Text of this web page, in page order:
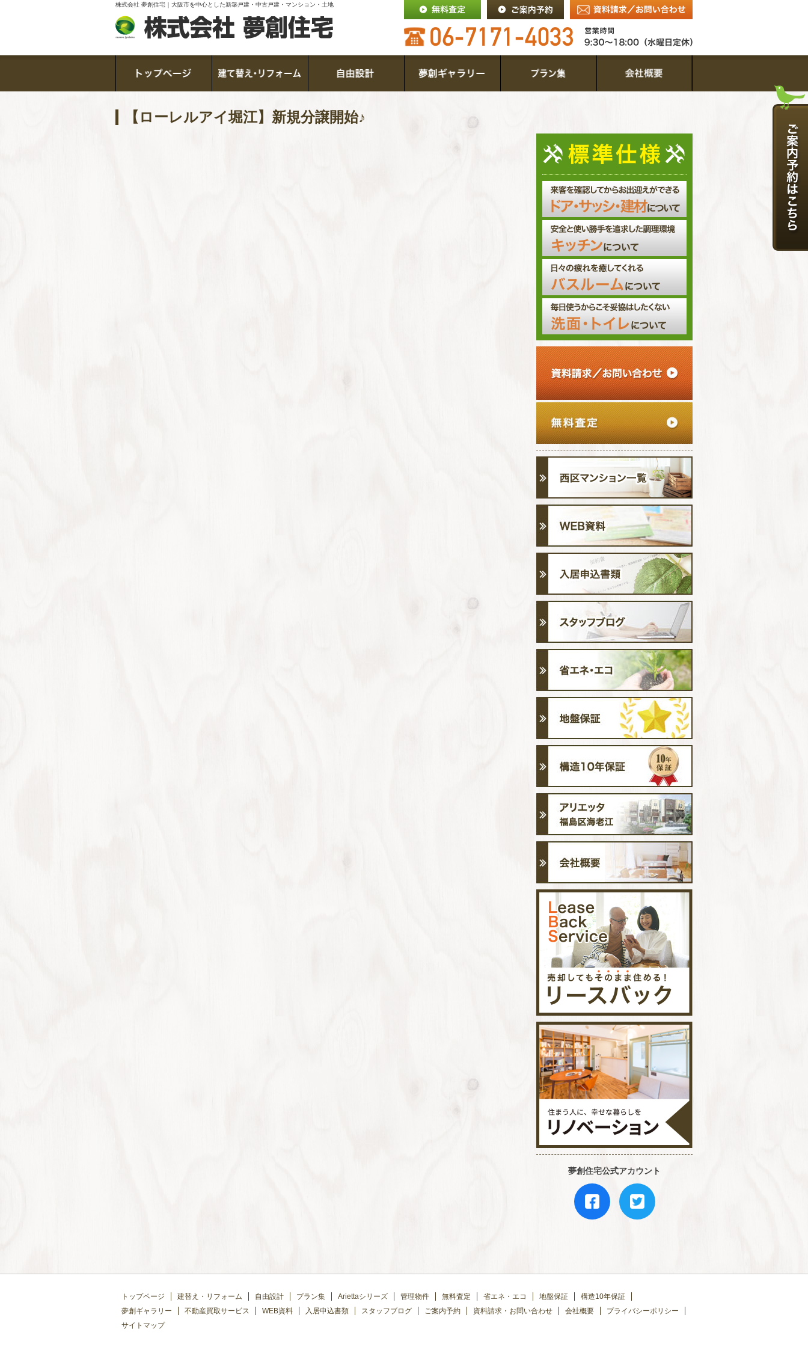
株式会社 夢創住宅｜大阪市を中心とした新築戸建・中古戸建・マンション・土地
【ローレルアイ堀江】新規分譲開始♪
夢創住宅公式アカウント
トップページ 建替え・リフォーム 自由設計 プラン集 Ariettaシリーズ 管理物件 無料査定 省エネ・エコ 地盤保証
構造10年保証
夢創ギャラリー
不動産買取サービス WEB資料 入居申込書類 スタッフブログ ご案内予約 資料請求・お問い合わせ 会社概要
プライバシーポリシー
サイトマップ